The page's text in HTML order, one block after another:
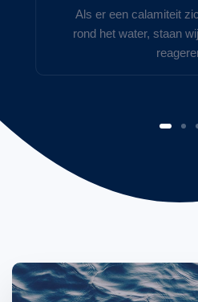
Als er een calamiteit
rond het water, staan